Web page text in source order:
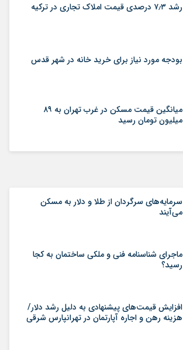
رشد ۷٫۳ درصدی قیمت‌ املاک تجاری در ترکیه
بودجه مورد نیاز برای خرید خانه در شهر قدس
میانگین قیمت مسکن در غرب تهران به ۸۹
میلیون تومان رسید
سرمایه‌های سرگردان از طلا و دلار به مسکن
می‌آیند
ماجرای شناسنامه‌ فنی و ملکی ساختمان به کجا
رسید؟
افزایش قیمت‌های پیشنهادی به دلیل رشد دلار/
هزینه رهن و اجاره آپارتمان در تهرانپارس شرقی